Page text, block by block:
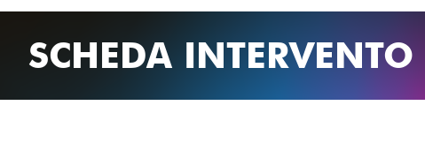
SCHEDA INTERVENTO